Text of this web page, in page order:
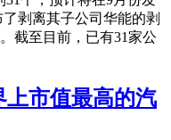
剥离其子公司华能的剥
截至目前，已有31家公
市值最高的汽